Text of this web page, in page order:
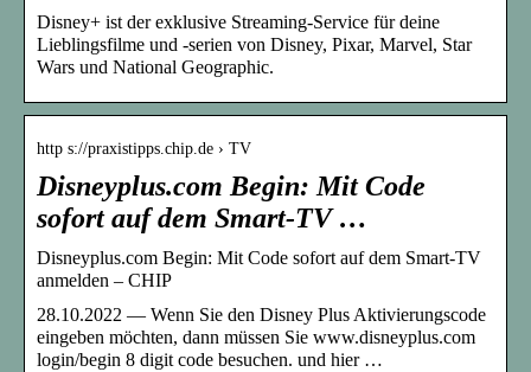
Disney+ ist der exklusive Streaming-Service für deine
Lieblingsfilme und -serien von Disney, Pixar, Marvel, Star
Wars und National Geographic.
http s://praxistipps.chip.de › TV
Disneyplus.com Begin: Mit Code
sofort auf dem Smart-TV …
Disneyplus.com Begin: Mit Code sofort auf dem Smart-TV
anmelden – CHIP
28.10.2022 — Wenn Sie den Disney Plus Aktivierungscode
eingeben möchten, dann müssen Sie www.disneyplus.com
login/begin 8 digit code besuchen. und hier …